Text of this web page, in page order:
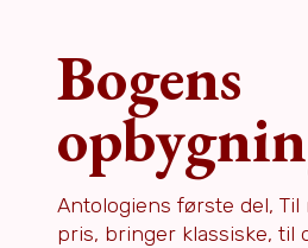
Bogens
Antologiens første del, Til
pris, bringer klassiske, til